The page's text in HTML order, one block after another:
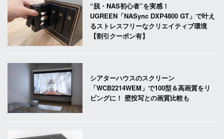
“脱・NAS初心者”を実感！
UGREEN「NASync DXP4800 GT」で叶え
るストレスフリーなクリエイティブ環境
【割引クーポン有】
シアターハウスのスクリーン
「WCB2214WEM」で100型＆高画質をリ
ビングに！ 壁投写との画質比較も